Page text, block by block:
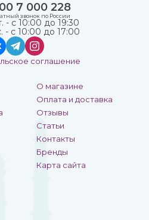
О магазине
Оплата и доставка
Отзывы
Статьи
Контакты
Бренды
Карта сайта
7 000 228
звонок по России
- с 10:00 до 19:30
- с 10:00 до 17:00
соглашение